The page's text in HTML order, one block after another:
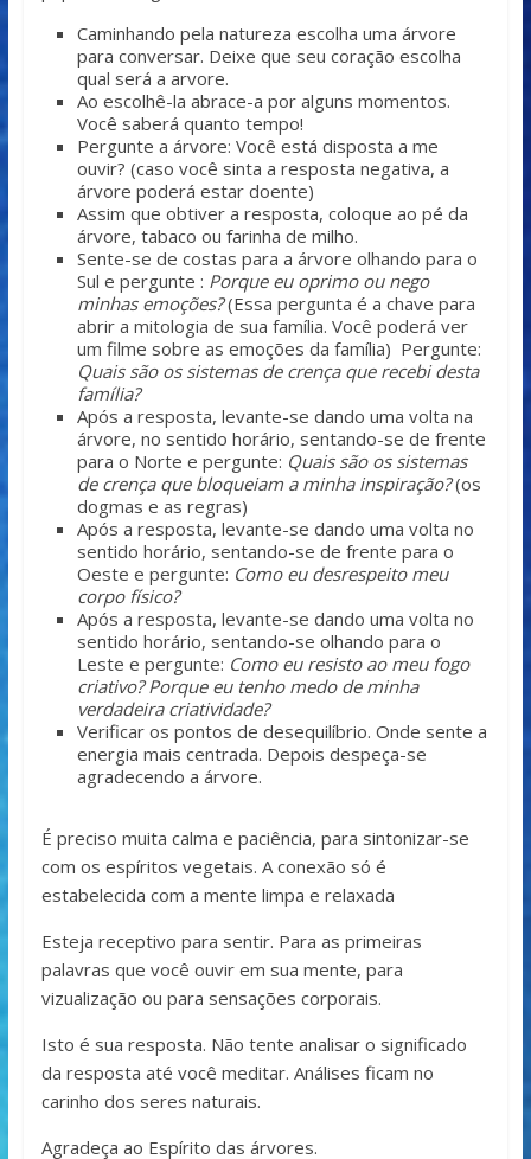
Caminhando pela natureza escolha uma árvore
para conversar. Deixe que seu coração escolha
qual será a arvore.
Ao escolhê-la abrace-a por alguns momentos.
Você saberá quanto tempo!
Pergunte a árvore: Você está disposta a me
ouvir? (caso você sinta a resposta negativa, a
árvore poderá estar doente)
Assim que obtiver a resposta, coloque ao pé da
árvore, tabaco ou farinha de milho.
Sente-se de costas para a árvore olhando para o
Sul e pergunte : Porque eu oprimo ou nego
minhas emoções?(Essa pergunta é a chave para
abrir a mitologia de sua família. Você poderá ver
um filme sobre as emoções da família) Pergunte:
Quais são os sistemas de crença que recebi desta
família?
Após a resposta, levante-se dando uma volta na
árvore, no sentido horário, sentando-se de frente
para o Norte e pergunte: Quais são os sistemas
de crença que bloqueiam a minha inspiração?(os
dogmas e as regras)
Após a resposta, levante-se dando uma volta no
sentido horário, sentando-se de frente para o
Oeste e pergunte: Como eu desrespeito meu
corpo físico?
Após a resposta, levante-se dando uma volta no
sentido horário, sentando-se olhando para o
Leste e pergunte: Como eu resisto ao meu fogo
criativo? Porque eu tenho medo de minha
verdadeira criatividade?
Verificar os pontos de desequilíbrio. Onde sente a
energia mais centrada. Depois despeça-se
agradecendo a árvore.
É preciso muita calma e paciência, para sintonizar-se
com os espíritos vegetais. A conexão só é
estabelecida com a mente limpa e relaxada
Esteja receptivo para sentir. Para as primeiras
palavras que você ouvir em sua mente, para
vizualização ou para sensações corporais.
Isto é sua resposta. Não tente analisar o significado
da resposta até você meditar. Análises ficam no
carinho dos seres naturais.
Agradeça ao Espírito das árvores.